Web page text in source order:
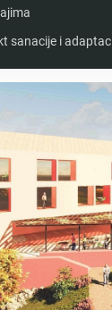
sanacije i